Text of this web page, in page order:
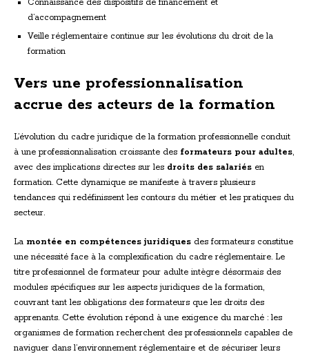
Connaissance des dispositifs de financement et
d’accompagnement
Veille réglementaire continue sur les évolutions du droit de la
formation
Vers une professionnalisation
accrue des acteurs de la formation
L’évolution du cadre juridique de la formation professionnelle conduit
à une professionnalisation croissante des formateurs pour adultes,
avec des implications directes sur les droits des salariés en
formation. Cette dynamique se manifeste à travers plusieurs
tendances qui redéfinissent les contours du métier et les pratiques du
secteur.
La montée en compétences juridiques des formateurs constitue
une nécessité face à la complexification du cadre réglementaire. Le
titre professionnel de formateur pour adulte intègre désormais des
modules spécifiques sur les aspects juridiques de la formation,
couvrant tant les obligations des formateurs que les droits des
apprenants. Cette évolution répond à une exigence du marché : les
organismes de formation recherchent des professionnels capables de
naviguer dans l’environnement réglementaire et de sécuriser leurs